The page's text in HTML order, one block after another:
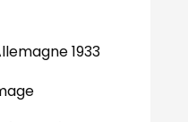
1933